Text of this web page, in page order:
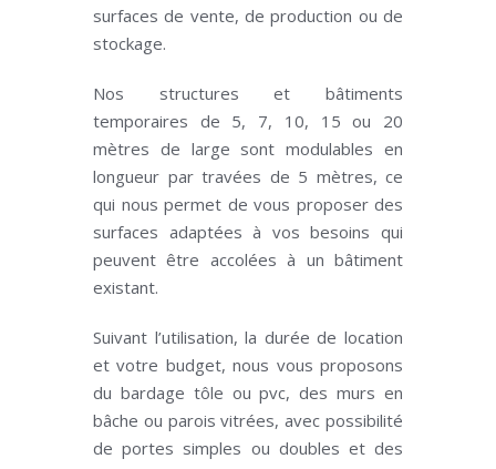
surfaces de vente, de production ou de
stockage.
Nos structures et bâtiments
temporaires de 5, 7, 10, 15 ou 20
mètres de large sont modulables en
longueur par travées de 5 mètres, ce
qui nous permet de vous proposer des
surfaces adaptées à vos besoins qui
peuvent être accolées à un bâtiment
existant.
Suivant l’utilisation, la durée de location
et votre budget, nous vous proposons
du bardage tôle ou pvc, des murs en
bâche ou parois vitrées, avec possibilité
de portes simples ou doubles et des